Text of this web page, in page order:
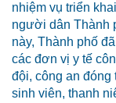
nhiệm vụ triển
người dân Thành
này, Thành phố
các đơn vị y tế
đội, công an đóng
sinh viên, thanh